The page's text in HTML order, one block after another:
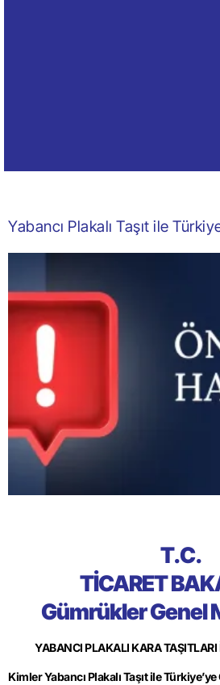
Yabancı Plakalı Taşıt ile
T.C.
TİCARET
Gümrükler Genel
YABANCI PLAKALI KARA TAŞITLARI
Kimler Yabancı Plakalı Taşıt ile